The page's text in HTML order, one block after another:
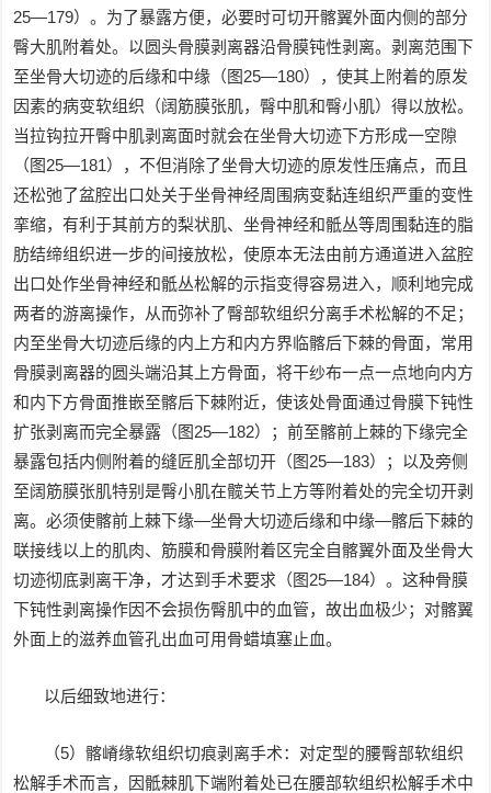
25—179）。为了暴露方便，必要时可切开髂翼外面内侧的部分
臀大肌附着处。以圆头骨膜剥离器沿骨膜钝性剥离。剥离范围下
至坐骨大切迹的后缘和中缘（图25—180），使其上附着的原发
因素的病变软组织（阔筋膜张肌，臀中肌和臀小肌）得以放松。
当拉钩拉开臀中肌剥离面时就会在坐骨大切迹下方形成一空隙
（图25—181），不但消除了坐骨大切迹的原发性压痛点，而且
还松弛了盆腔出口处关于坐骨神经周围病变黏连组织严重的变性
挛缩，有利于其前方的梨状肌、坐骨神经和骶丛等周围黏连的脂
肪结缔组织进一步的间接放松，使原本无法由前方通道进入盆腔
出口处作坐骨神经和骶丛松解的示指变得容易进入，顺利地完成
两者的游离操作，从而弥补了臀部软组织分离手术松解的不足；
内至坐骨大切迹后缘的内上方和内方界临髂后下棘的骨面，常用
骨膜剥离器的圆头端沿其上方骨面，将干纱布一点一点地向内方
和内下方骨面推嵌至髂后下棘附近，使该处骨面通过骨膜下钝性
扩张剥离而完全暴露（图25—182）；前至髂前上棘的下缘完全
暴露包括内侧附着的缝匠肌全部切开（图25—183）；以及旁侧
至阔筋膜张肌特别是臀小肌在髋关节上方等附着处的完全切开剥
离。必须使髂前上棘下缘—坐骨大切迹后缘和中缘—髂后下棘的
联接线以上的肌肉、筋膜和骨膜附着区完全自髂翼外面及坐骨大
切迹彻底剥离干净，才达到手术要求（图25—184）。这种骨膜
下钝性剥离操作因不会损伤臀肌中的血管，故出血极少；对髂翼
外面上的滋养血管孔出血可用骨蜡填塞止血。
以后细致地进行：
（5）髂嵴缘软组织切痕剥离手术：对定型的腰臀部软组织
松解手术而言，因骶棘肌下端附着处已在腰部软组织松解手术中